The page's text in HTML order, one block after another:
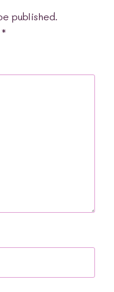
published.
*